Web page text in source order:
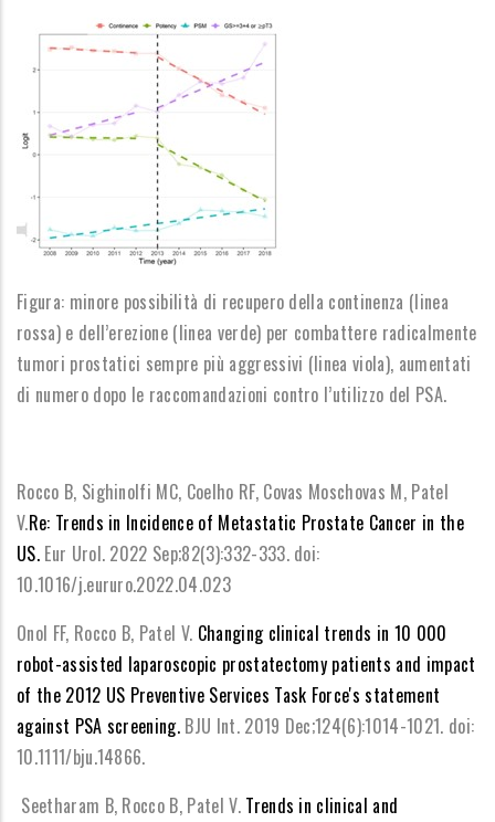
Figura: minore possibilità di recupero della continenza (linea
rossa) e dell’erezione (linea verde) per combattere radicalmente
tumori prostatici sempre più aggressivi (linea viola), aumentati
di numero dopo le raccomandazioni contro l’utilizzo del PSA.
Rocco B, Sighinolfi MC, Coelho RF, Covas Moschovas M, Patel
V.Re: Trends in Incidence of Metastatic Prostate Cancer in the
US.Eur Urol. 2022 Sep;82(3):332-333. doi:
10.1016/j.eururo.2022.04.023
Onol FF, Rocco B, Patel V. Changing clinical trends in 10 000
robot-assisted laparoscopic prostatectomy patients and impact
of the 2012 US Preventive Services Task Force's statement
against PSA screening. BJU Int. 2019 Dec;124(6):1014-1021. doi:
10.1111/bju.14866.
Seetharam B, Rocco B, Patel V. Trends in clinical and